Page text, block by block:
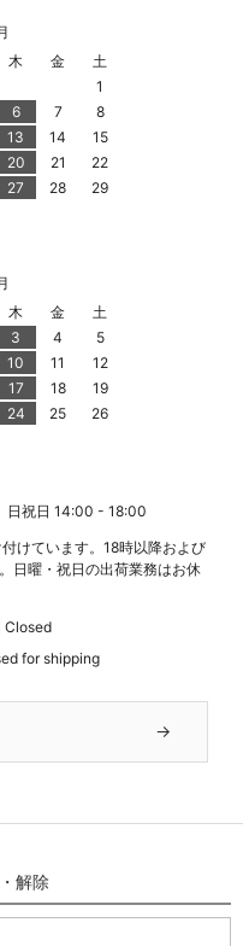
木 金
土
1
6 7
8
13 14
15
20 21
22
27 28
29
木 金
土
3 4
5
10 11
12
17 18
19
24 25
26
日祝日 14:00 - 18:00
けています。18時以降および
日曜・祝日の出荷業務はお休
Closed
for shipping
→
解除